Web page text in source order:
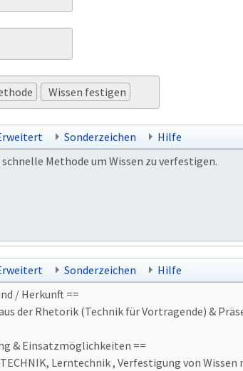
Wissen festigen
Sonderzeichen Hilfe
Sonderzeichen Hilfe